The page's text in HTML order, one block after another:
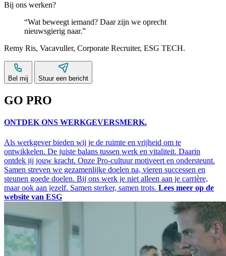
Bij ons werken?
Wat beweegt iemand? Daar zijn we oprecht
nieuwsgierig naar.
Remy Ris, Vacavuller, Corporate Recruiter, ESG TECH.
Bel mij Stuur een bericht
GO PRO
ONTDEK ONS WERKGEVERSMERK.
Als werkgever bieden wij je de ruimte en vrijheid om te
ontwikkelen. De juiste balans tussen werk en vitaliteit. Daarin
ontdek jij jouw kracht. Onze Pro-cultuur motiveert en ondersteunt.
Samen streven we gezamenlijke doelen na, vieren successen en
steunen goede doelen. Bij ons werk je niet alleen aan je carrière,
maar ook aan jezelf. Samen sterker, samen trots. Lees meer op de
website van ESG